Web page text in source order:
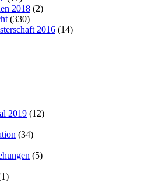
2018 (2)
(330)
2016 (14)
2019 (12)
(34)
(5)